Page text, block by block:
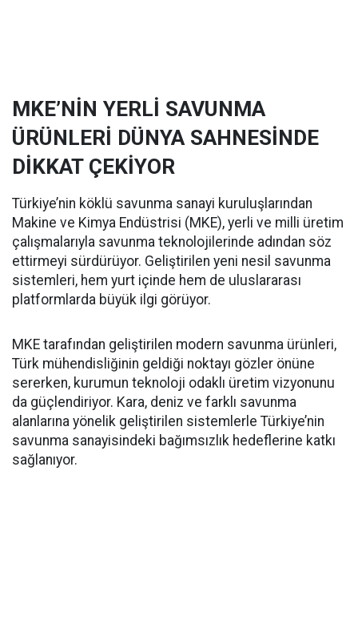
MKE’NİN YERLİ SAVUNMA
ÜRÜNLERİ DÜNYA SAHNESİNDE
DİKKAT ÇEKİYOR
Türkiye’nin köklü savunma sanayi kuruluşlarından
Makine ve Kimya Endüstrisi (MKE), yerli ve milli üretim
çalışmalarıyla savunma teknolojilerinde adından söz
ettirmeyi sürdürüyor. Geliştirilen yeni nesil savunma
sistemleri, hem yurt içinde hem de uluslararası
platformlarda büyük ilgi görüyor.
MKE tarafından geliştirilen modern savunma ürünleri,
Türk mühendisliğinin geldiği noktayı gözler önüne
sererken, kurumun teknoloji odaklı üretim vizyonunu
da güçlendiriyor. Kara, deniz ve farklı savunma
alanlarına yönelik geliştirilen sistemlerle Türkiye’nin
savunma sanayisindeki bağımsızlık hedeflerine katkı
sağlanıyor.